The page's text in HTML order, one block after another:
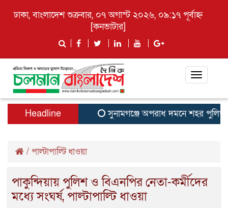
ঢাকা, বাংলাদেশ শুক্রবার, ০৭ অগাস্ট ২০২৬, ০৯:১৭ পূর্বাহ্ন
[কনভাটার]
Toggle
Headline সুনামগঞ্জে অপরাধ দমনে শহর পুলিশ
/ পাল্টাপাল্টি ধাওয়া
পাকুন্দিয়ায় পুলিশ ও বিএনপির নেতা-কর্মীদের
মধ্যে সংঘর্ষ, পাল্টাপাল্টি ধাওয়া